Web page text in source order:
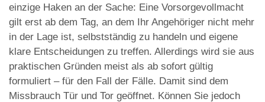
einzige Haken an der Sache: Eine Vorsorgevollmacht
gilt erst ab dem Tag, an dem Ihr Angehöriger nicht mehr
in der Lage ist, selbstständig zu handeln und eigene
klare Entscheidungen zu treffen. Allerdings wird sie aus
praktischen Gründen meist als ab sofort gültig
formuliert – für den Fall der Fälle. Damit sind dem
Missbrauch Tür und Tor geöffnet. Können Sie jedoch